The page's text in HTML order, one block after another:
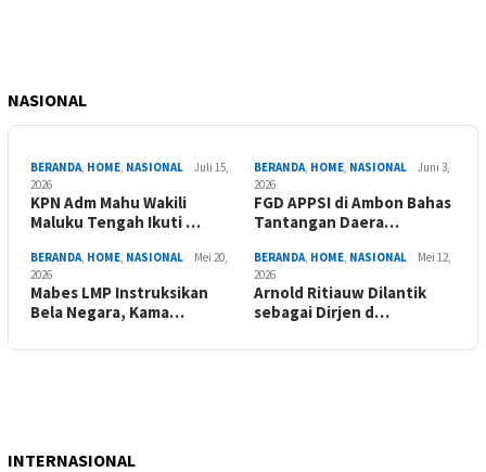
NASIONAL
BERANDA, HOME, NASIONAL
Juli 15,
2026
KPN Adm Mahu Wakili
Maluku Tengah Ikuti …
BERANDA, HOME, NASIONAL
Juni 3,
2026
FGD APPSI di Ambon Bahas
Tantangan Daera…
BERANDA, HOME, NASIONAL
Mei 20,
2026
Mabes LMP Instruksikan
Bela Negara, Kama…
BERANDA, HOME, NASIONAL
Mei 12,
2026
Arnold Ritiauw Dilantik
sebagai Dirjen d…
INTERNASIONAL